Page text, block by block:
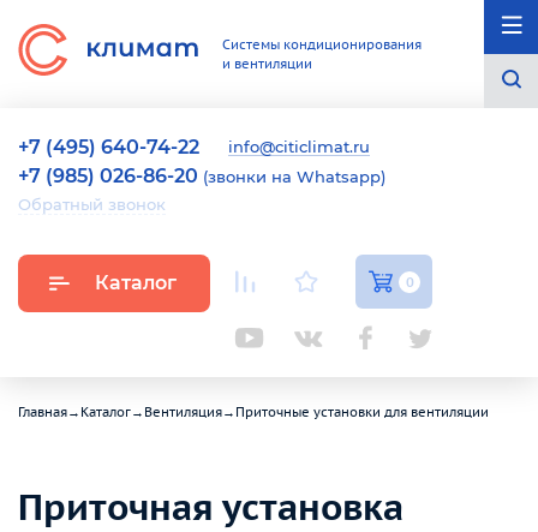
Системы кондиционирования
и вентиляции
+7 (495) 640-74-22 info@citiclimat.ru
+7 (985) 026-86-20 (звонки на Whatsapp)
Обратный звонок
Каталог 0
Главная→ Каталог→ Вентиляция→ Приточные установки для вентиляции
Приточная установка